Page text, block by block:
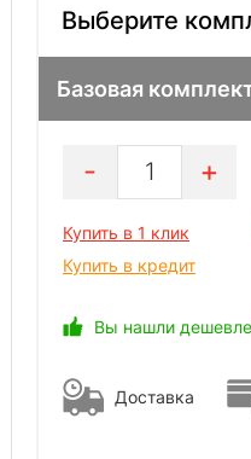
Выберите
Базовая
1
Купить в 1 клик
Купить в кредит
Вы нашли
Доставка